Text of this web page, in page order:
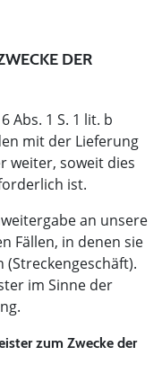
DER
Abs. 1 S. 1 lit. b
mit der Lieferung
weiter, soweit dies
ist.
an unsere
Fällen, in denen sie
im Sinne der
zum Zwecke der